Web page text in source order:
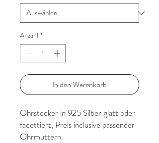
Anzahl *
In den Warenkorb
Ohrstecker in 925 Silber glatt oder
facettiert, Preis inclusive passender
Ohrmuttern.